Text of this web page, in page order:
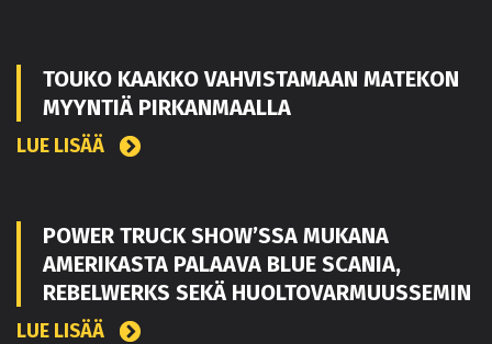
TOUKO KAAKKO VAHVISTAMAAN MATEKON
MYYNTIÄ PIRKANMAALLA
LUE LISÄÄ
POWER TRUCK SHOW’SSA MUKANA
AMERIKASTA PALAAVA BLUE SCANIA,
REBELWERKS SEKÄ HUOLTOVARMUUSSEMIN
LUE LISÄÄ